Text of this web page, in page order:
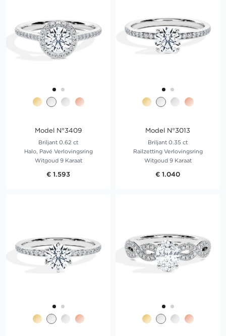
Model N°3409
Briljant 0.62 ct
Halo, Pavé Verlovingsring
Witgoud 9 Karaat
€ 1.593
Model N°3013
Briljant 0.35 ct
Railzetting Verlovingsring
Witgoud 9 Karaat
€ 1.040